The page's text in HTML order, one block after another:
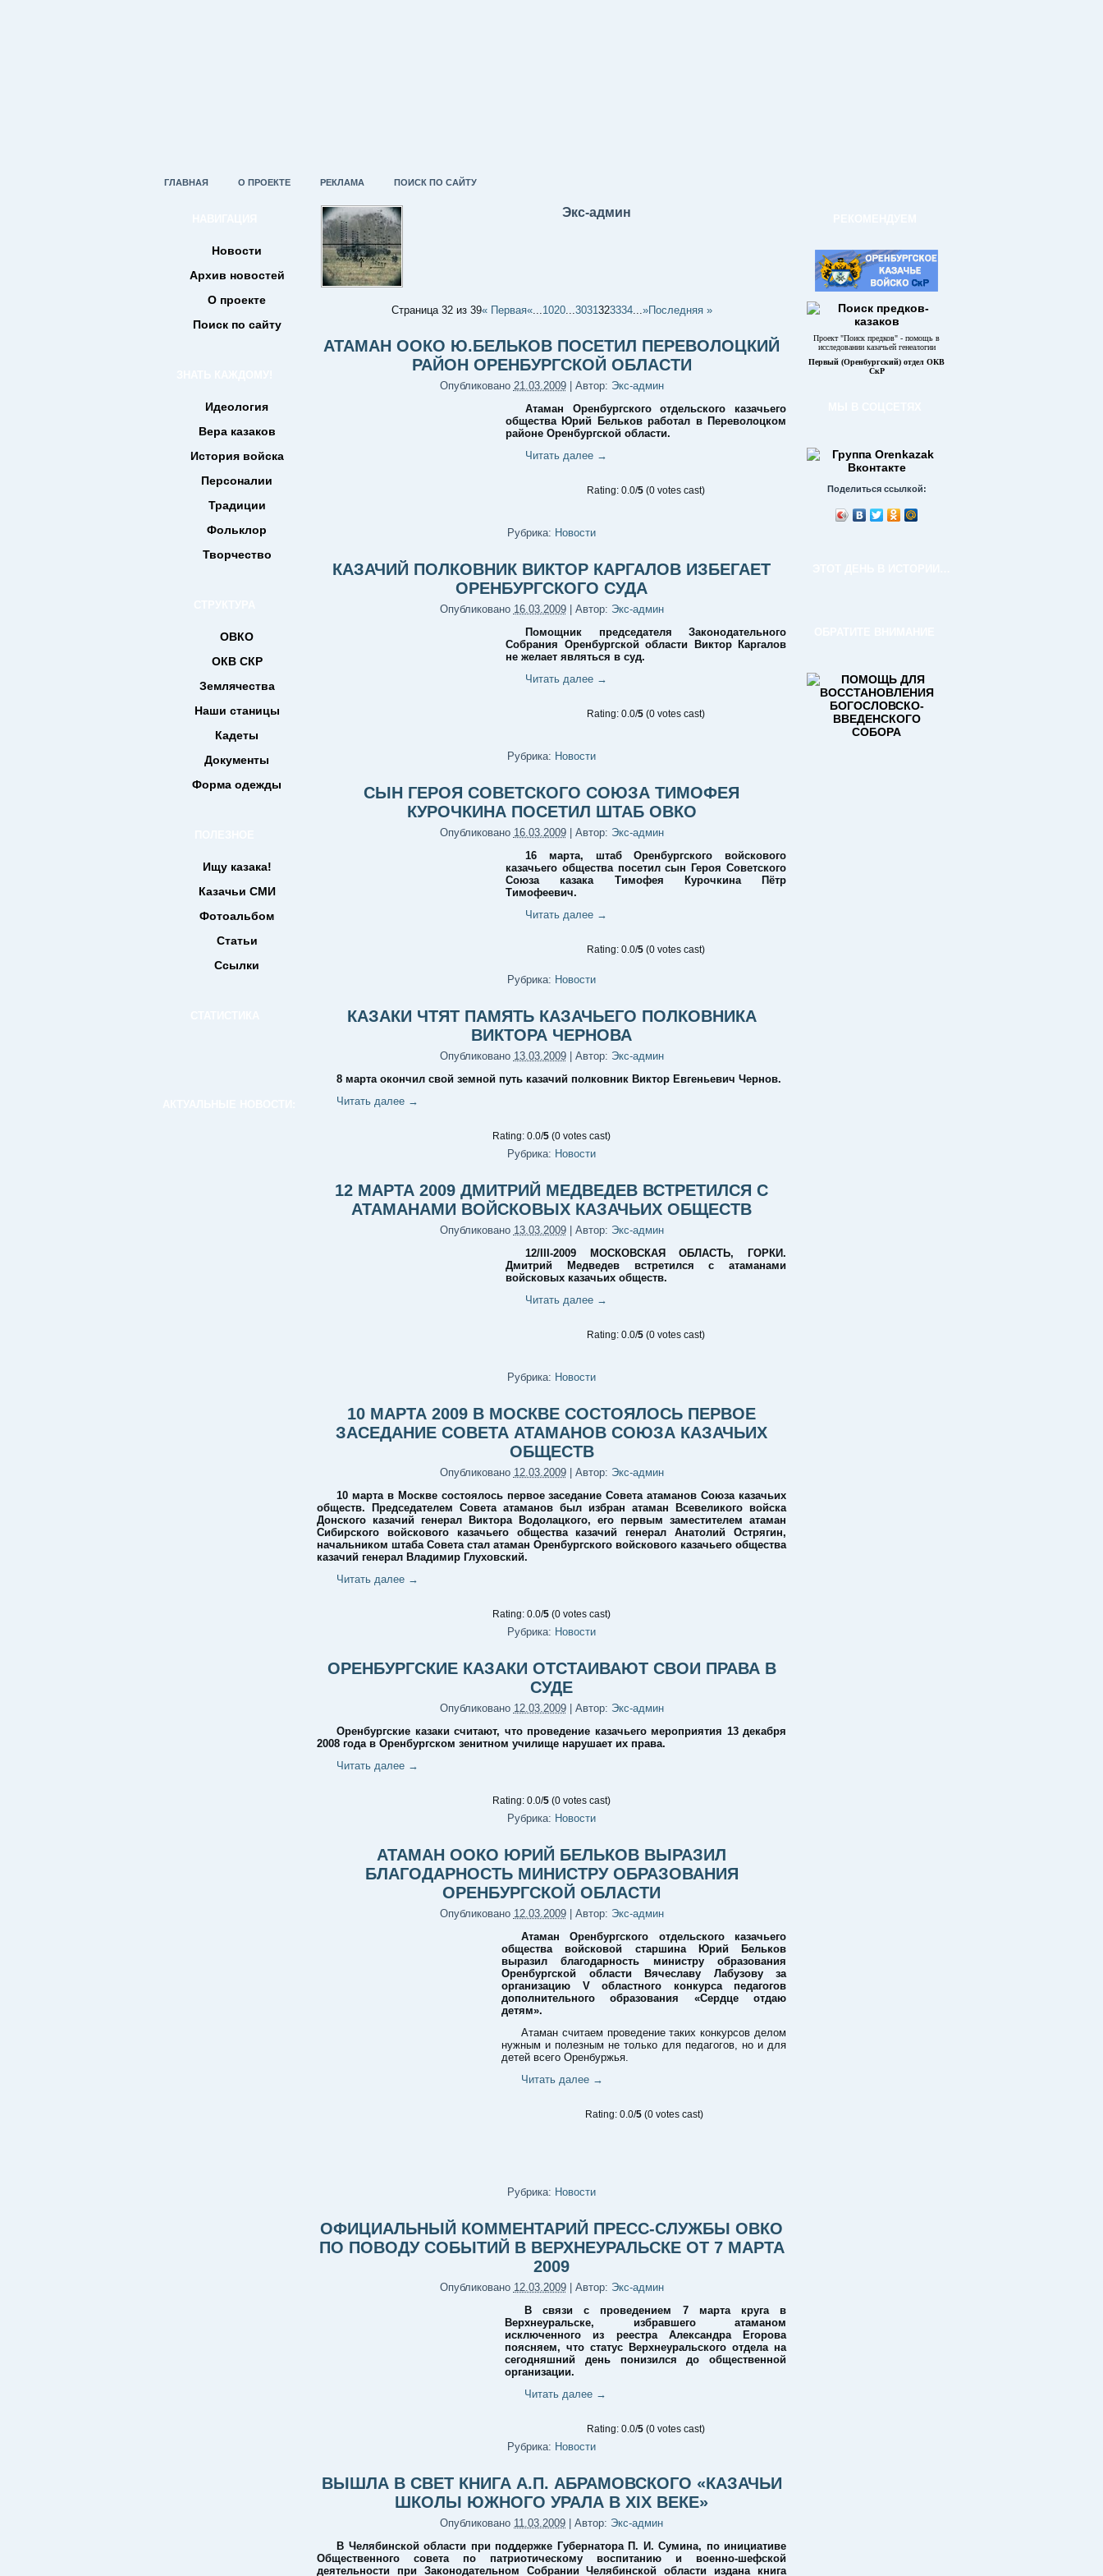
ГЛАВНАЯ О ПРОЕКТЕ РЕКЛАМА ПОИСК ПО САЙТУ
Новости
Архив новостей
О проекте
Поиск по сайту
Идеология
Вера казаков
История войска
Персоналии
Традиции
Фольклор
Творчество
ОВКО
ОКВ СКР
Землячества
Наши станицы
Кадеты
Документы
Форма одежды
Ищу казака!
Казачьи СМИ
Фотоальбом
Статьи
Ссылки
Экс-админ
Страница 32 из 39« Первая«...1020...3031323334...»Последняя »
АТАМАН ООКО Ю.БЕЛЬКОВ ПОСЕТИЛ ПЕРЕВОЛОЦКИЙ
РАЙОН ОРЕНБУРГСКОЙ ОБЛАСТИ
Опубликовано 21.03.2009| Автор: Экс-админ
Атаман Оренбургского отдельского казачьего
общества Юрий Бельков работал в Переволоцком
районе Оренбургской области.
Читать далее →
Rating: 0.0/5 (0 votes cast)
Рубрика: Новости
КАЗАЧИЙ ПОЛКОВНИК ВИКТОР КАРГАЛОВ ИЗБЕГАЕТ
ОРЕНБУРГСКОГО СУДА
Опубликовано 16.03.2009| Автор: Экс-админ
Помощник председателя Законодательного
Собрания Оренбургской области Виктор Каргалов
не желает являться в суд.
Читать далее →
Rating: 0.0/5 (0 votes cast)
Рубрика: Новости
СЫН ГЕРОЯ СОВЕТСКОГО СОЮЗА ТИМОФЕЯ
КУРОЧКИНА ПОСЕТИЛ ШТАБ ОВКО
Опубликовано 16.03.2009| Автор: Экс-админ
16 марта, штаб Оренбургского войскового
казачьего общества посетил сын Героя Советского
Союза казака Тимофея Курочкина Пётр
Тимофеевич.
Читать далее →
Rating: 0.0/5 (0 votes cast)
Рубрика: Новости
КАЗАКИ ЧТЯТ ПАМЯТЬ КАЗАЧЬЕГО ПОЛКОВНИКА
ВИКТОРА ЧЕРНОВА
Опубликовано 13.03.2009| Автор: Экс-админ
8 марта окончил свой земной путь казачий полковник Виктор Евгеньевич Чернов.
Читать далее →
Rating: 0.0/5 (0 votes cast)
Рубрика: Новости
12 МАРТА 2009 ДМИТРИЙ МЕДВЕДЕВ ВСТРЕТИЛСЯ С
АТАМАНАМИ ВОЙСКОВЫХ КАЗАЧЬИХ ОБЩЕСТВ
Опубликовано 13.03.2009| Автор: Экс-админ
12/III-2009 МОСКОВСКАЯ ОБЛАСТЬ, ГОРКИ.
Дмитрий Медведев встретился с атаманами
войсковых казачьих обществ.
Читать далее →
Rating: 0.0/5 (0 votes cast)
Рубрика: Новости
10 МАРТА 2009 В МОСКВЕ СОСТОЯЛОСЬ ПЕРВОЕ
ЗАСЕДАНИЕ СОВЕТА АТАМАНОВ СОЮЗА КАЗАЧЬИХ
ОБЩЕСТВ
Опубликовано 12.03.2009| Автор: Экс-админ
10 марта в Москве состоялось первое заседание Совета атаманов Союза казачьих
обществ. Председателем Совета атаманов был избран атаман Всевеликого войска
Донского казачий генерал Виктора Водолацкого, его первым заместителем атаман
Сибирского войскового казачьего общества казачий генерал Анатолий Острягин,
начальником штаба Совета стал атаман Оренбургского войскового казачьего общества
казачий генерал Владимир Глуховский.
Читать далее →
Rating: 0.0/5 (0 votes cast)
Рубрика: Новости
ОРЕНБУРГСКИЕ КАЗАКИ ОТСТАИВАЮТ СВОИ ПРАВА В
СУДЕ
Опубликовано 12.03.2009| Автор: Экс-админ
Оренбургские казаки считают, что проведение казачьего мероприятия 13 декабря
2008 года в Оренбургском зенитном училище нарушает их права.
Читать далее →
Rating: 0.0/5 (0 votes cast)
Рубрика: Новости
АТАМАН ООКО ЮРИЙ БЕЛЬКОВ ВЫРАЗИЛ
БЛАГОДАРНОСТЬ МИНИСТРУ ОБРАЗОВАНИЯ
ОРЕНБУРГСКОЙ ОБЛАСТИ
Опубликовано 12.03.2009| Автор: Экс-админ
Атаман Оренбургского отдельского казачьего
общества войсковой старшина Юрий Бельков
выразил благодарность министру образования
Оренбургской области Вячеславу Лабузову за
организацию V областного конкурса педагогов
дополнительного образования «Сердце отдаю
детям».
Атаман считаем проведение таких конкурсов делом
нужным и полезным не только для педагогов, но и для
детей всего Оренбуржья.
Читать далее →
Rating: 0.0/5(0 votes cast)
Рубрика: Новости
ОФИЦИАЛЬНЫЙ КОММЕНТАРИЙ ПРЕСС-СЛУЖБЫ ОВКО
ПО ПОВОДУ СОБЫТИЙ В ВЕРХНЕУРАЛЬСКЕ ОТ 7 МАРТА
2009
Опубликовано 12.03.2009| Автор: Экс-админ
В связи с проведением 7 марта круга в
Верхнеуральске, избравшего атаманом
исключенного из реестра Александра Егорова
поясняем, что статус Верхнеуральского отдела на
сегодняшний день понизился до общественной
организации.
Читать далее →
Rating: 0.0/5(0 votes cast)
Рубрика: Новости
ВЫШЛА В СВЕТ КНИГА А.П. АБРАМОВСКОГО «КАЗАЧЬИ
ШКОЛЫ ЮЖНОГО УРАЛА В XIX ВЕКЕ»
Опубликовано 11.03.2009 Автор: Экс-админ
В Челябинской области при поддержке Губернатора П. И. Сумина, по инициативе
Общественного совета по патриотическому воспитанию и военно-шефской
деятельности при Законодательном Собрании Челябинской области издана книга
Проект "Поиск предков" - помощь в
исследовании казачьей генеалогии
Первый (Оренбургский) отдел ОКВ
СкР
Поделиться ссылкой: